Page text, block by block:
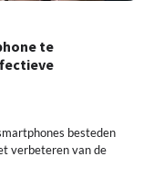
te
besteden
verbeteren van de